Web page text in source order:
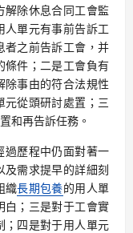
解除休息合同工會監
單元有事前告訴工
者之前告訴工會，并
條件；二是工會負有
除事由的符合法規性
元從頭研討處置；三
和再告訴任務。
過歷程中仍面對著一
需求提早的詳細刻
織長期包養的用人單
白；三是對于工會實
；四是對于用人單元